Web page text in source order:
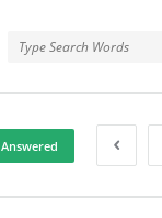
Answered